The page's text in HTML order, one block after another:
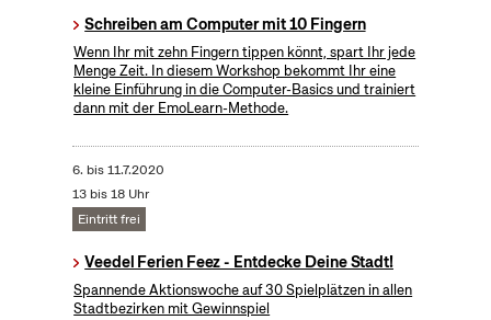
Schreiben am Computer mit 10 Fingern
Wenn Ihr mit zehn Fingern tippen könnt, spart Ihr jede
Menge Zeit. In diesem Workshop bekommt Ihr eine
kleine Einführung in die Computer-Basics und trainiert
dann mit der EmoLearn-Methode.
6. bis11.7.2020
13 bis 18 Uhr
Eintritt frei
Veedel Ferien Feez - Entdecke Deine Stadt!
Spannende Aktionswoche auf 30 Spielplätzen in allen
Stadtbezirken mit Gewinnspiel